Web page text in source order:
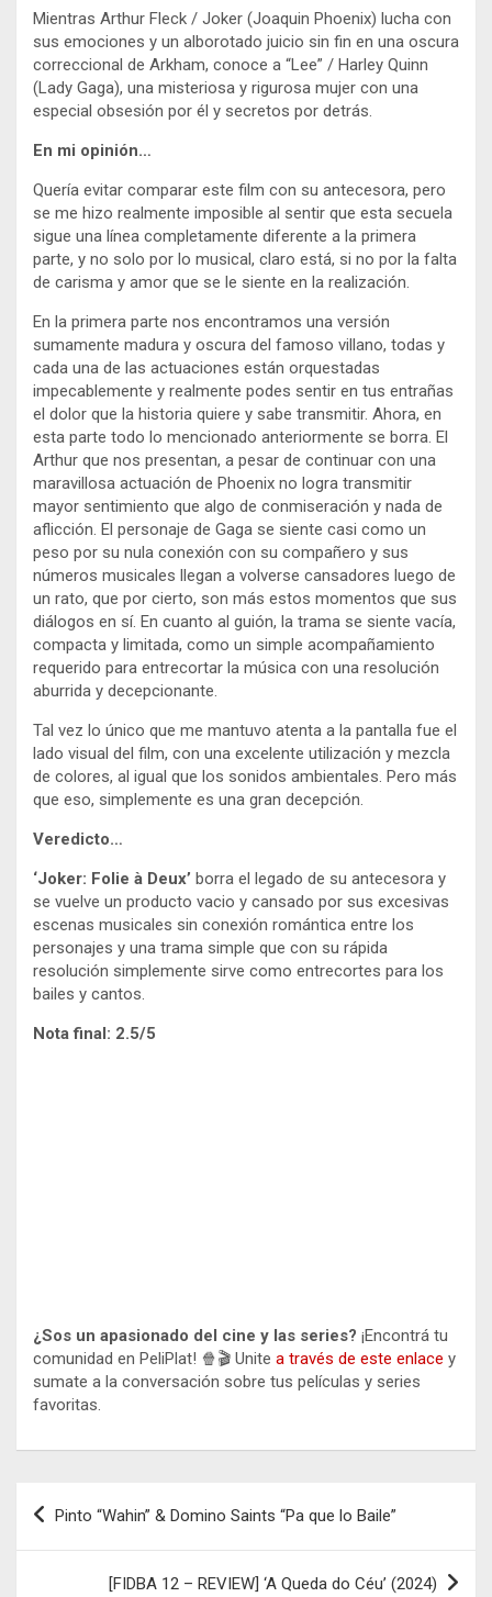
Mientras Arthur Fleck / Joker (Joaquin Phoenix) lucha con
sus emociones y un alborotado juicio sin fin en una oscura
correccional de Arkham, conoce a “Lee” / Harley Quinn
(Lady Gaga), una misteriosa y rigurosa mujer con una
especial obsesión por él y secretos por detrás.
En mi opinión…
Quería evitar comparar este film con su antecesora, pero
se me hizo realmente imposible al sentir que esta secuela
sigue una línea completamente diferente a la primera
parte, y no solo por lo musical, claro está, si no por la falta
de carisma y amor que se le siente en la realización.
En la primera parte nos encontramos una versión
sumamente madura y oscura del famoso villano, todas y
cada una de las actuaciones están orquestadas
impecablemente y realmente podes sentir en tus entrañas
el dolor que la historia quiere y sabe transmitir. Ahora, en
esta parte todo lo mencionado anteriormente se borra. El
Arthur que nos presentan, a pesar de continuar con una
maravillosa actuación de Phoenix no logra transmitir
mayor sentimiento que algo de conmiseración y nada de
aflicción. El personaje de Gaga se siente casi como un
peso por su nula conexión con su compañero y sus
números musicales llegan a volverse cansadores luego de
un rato, que por cierto, son más estos momentos que sus
diálogos en sí. En cuanto al guión, la trama se siente vacía,
compacta y limitada, como un simple acompañamiento
requerido para entrecortar la música con una resolución
aburrida y decepcionante.
Tal vez lo único que me mantuvo atenta a la pantalla fue el
lado visual del film, con una excelente utilización y mezcla
de colores, al igual que los sonidos ambientales. Pero más
que eso, simplemente es una gran decepción.
Veredicto…
‘Joker: Folie à Deux’ borra el legado de su antecesora y
se vuelve un producto vacio y cansado por sus excesivas
escenas musicales sin conexión romántica entre los
personajes y una trama simple que con su rápida
resolución simplemente sirve como entrecortes para los
bailes y cantos.
Nota final: 2.5/5
¿Sos un apasionado del cine y las series? ¡Encontrá tu
comunidad en PeliPlat! 🍿🎬 Unite a través de este enlace y
sumate a la conversación sobre tus películas y series
favoritas.
Navegación
entradas
Pinto “Wahin” & Domino Saints “Pa que lo Baile”
[FIDBA 12 – REVIEW] ‘A Queda do Céu’ (2024)